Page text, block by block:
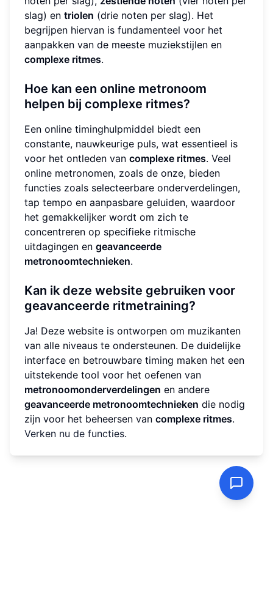
slag) en triolen (drie noten per slag). Het
begrijpen hiervan is fundamenteel voor het
aanpakken van de meeste muziekstijlen en
complexe ritmes.
Hoe kan een online metronoom
helpen bij complexe ritmes?
Een online timinghulpmiddel biedt een
constante, nauwkeurige puls, wat essentieel is
voor het ontleden van complexe ritmes. Veel
online metronomen, zoals de onze, bieden
functies zoals selecteerbare onderverdelingen,
tap tempo en aanpasbare geluiden, waardoor
het gemakkelijker wordt om zich te
concentreren op specifieke ritmische
uitdagingen en geavanceerde
metronoomtechnieken.
Kan ik deze website gebruiken voor
geavanceerde ritmetraining?
Ja! Deze website is ontworpen om muzikanten
van alle niveaus te ondersteunen. De duidelijke
interface en betrouwbare timing maken het een
uitstekende tool voor het oefenen van
metronoomonderverdelingen en andere
geavanceerde metronoomtechnieken die nodig
zijn voor het beheersen van complexe ritmes.
Verken nu de functies.